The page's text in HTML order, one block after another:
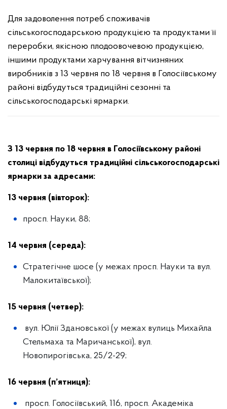
Для задоволення потреб споживачів
сільськогосподарською продукцією та продуктами її
переробки, якісною плодоовочевою продукцією,
іншими продуктами харчування вітчизняних
виробників з 13 червня по 18 червня в Голосіївському
районі відбудуться традиційні сезонні та
сільськогосподарські ярмарки.
З 13 червня по 18 червня в Голосіївському районі
столиці відбудуться традиційні сільськогосподарські
ярмарки за адресами:
13 червня (вівторок):
просп. Науки, 88;
14 червня (середа):
Стратегічне шосе (у межах просп. Науки та вул.
Малокитаївської);
15 червня (четвер):
вул. Юлії Здановської (у межах вулиць Михайла
Стельмаха та Маричанської), вул.
Новопирогівська, 25/2-29;
16 червня (п’ятниця):
просп. Голосіївський, 116, просп. Академіка